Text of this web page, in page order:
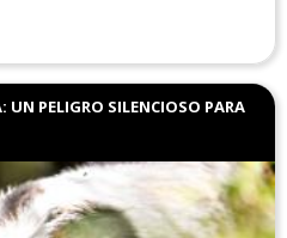
UN PELIGRO SILENCIOSO PARA